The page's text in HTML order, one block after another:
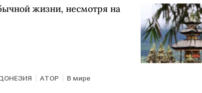
жизни, несмотря на
АТОР В мире